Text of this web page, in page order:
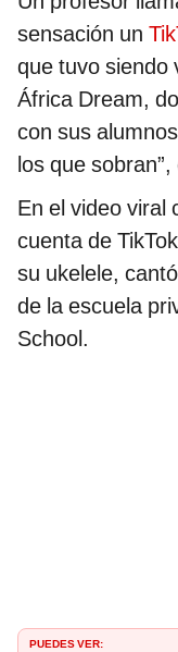
sensación un
que tuvo siendo
África Dream,
con sus
los que
En el video viral
cuenta de
su ukelele,
de la escuela
School.
PUEDES VER: